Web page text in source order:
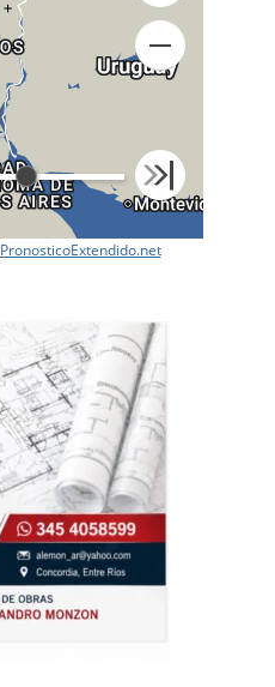
+
PronosticoExtendido.net